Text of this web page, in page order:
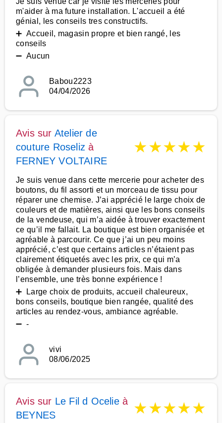
m'aider à ma future installation. L'accueil a été
génial, les conseils tres constructifs.
➕ Accueil, magasin propre et bien rangé, les
conseils
➖ Aucun
Babou2223
04/04/2026
Avis sur Atelier de
couture Roseliz à
FERNEY VOLTAIRE
★★★★★
Je suis venue dans cette mercerie pour acheter des
boutons, du fil assorti et un morceau de tissu pour
réparer une chemise. J’ai apprécié le large choix de
couleurs et de matières, ainsi que les bons conseils
de la vendeuse, qui m’a aidée à trouver exactement
ce qu’il me fallait. La boutique est bien organisée et
agréable à parcourir. Ce que j’ai un peu moins
apprécié, c’est que certains articles n’étaient pas
clairement étiquetés avec les prix, ce qui m’a
obligée à demander plusieurs fois. Mais dans
l’ensemble, une très bonne expérience !
➕ Large choix de produits, accueil chaleureux,
bons conseils, boutique bien rangée, qualité des
articles au rendez-vous, ambiance agréable.
➖ -
vivi
08/06/2025
Avis sur Le Fil d Ocelieà
BEYNES
★★★★★